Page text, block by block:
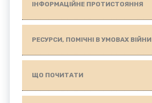
ІНФОРМАЦІЙНЕ ПРОТИСТОЯННЯ
РЕСУРСИ, ПОМІЧНІ В УМОВАХ ВІЙНИ
ЩО ПОЧИТАТИ